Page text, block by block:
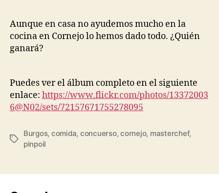
Aunque en casa no ayudemos mucho en la
cocina en Cornejo lo hemos dado todo. ¿Quién
ganará?
Puedes ver el álbum completo en el siguiente
enlace: https://www.flickr.com/photos/13372003
6@N02/sets/72157671755278095
Burgos, comida, concuerso,cornejo, masterchef,
pinpoil